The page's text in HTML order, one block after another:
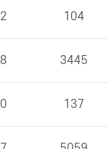
104
3445
137